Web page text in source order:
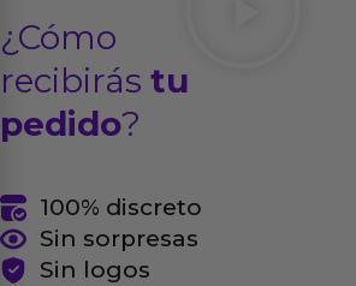
¿Cómo
recibirás tu
pedido?
100% discreto
Sin sorpresas
Sin logos